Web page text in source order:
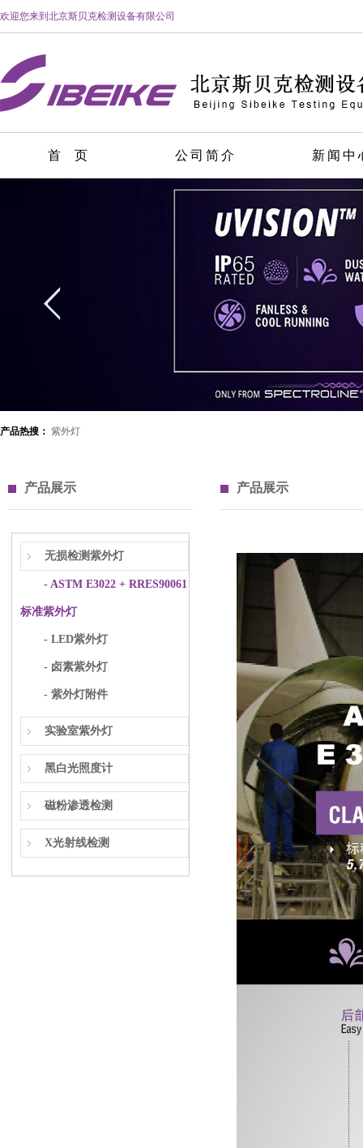
欢迎您来到北京斯贝克检测设备有限公司
首 页 公司简介 新闻中
产品热搜： 紫外灯
产品展示
无损检测紫外灯
- ASTM E3022 + RRES90061
标准紫外灯
- LED紫外灯
- 卤素紫外灯
- 紫外灯附件
实验室紫外灯
黑白光照度计
磁粉渗透检测
X光射线检测
产品展示